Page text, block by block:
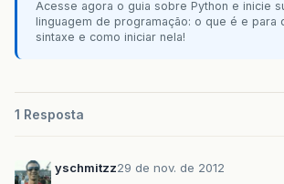
Acesse agora o guia sobre Python e inicie
linguagem de programação: o que é e para
sintaxe e como iniciar nela!
1 Resposta
yschmitzz29 de nov. de 2012